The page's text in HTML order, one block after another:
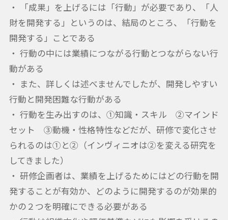
・ 「成果」を上げるには「行動」が必要であり、「人
財を開発する」というのは、結局のところ、「行動を
開発する」ことである
・ 行動の中には業績につながる行動とつながらない行
動がある
・ また、詳しくは述べませんでしたが、開発しやすい
行動と開発困難な行動がある
・ 行動を生み出すのは、①知識・スキル ②マインド
セット ③動機・性格特性などだが、研修で変化させ
られるのは①と②（インヴィニオは②を変える研究を
してきました）
・ 研修企画者は、業績を上げるためにはどの行動を開
発することが有効か、どのように開発するのが効果的
かの２つを明確にできる必要がある